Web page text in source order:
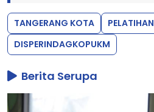
TANGERANG KOTA
PELATIHAN
DISPERINDAGKOPUKM
Berita Serupa